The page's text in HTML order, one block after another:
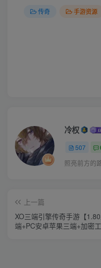
传奇 手游资源
冷权
507
照亮前方的
上一篇
XO三端引擎传奇手游【
端+PC安卓苹果三端+加密